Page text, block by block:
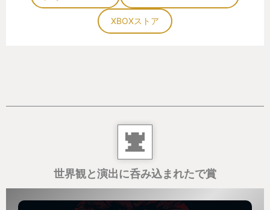
XBOXストア
世界観と演出に呑み込まれたで賞